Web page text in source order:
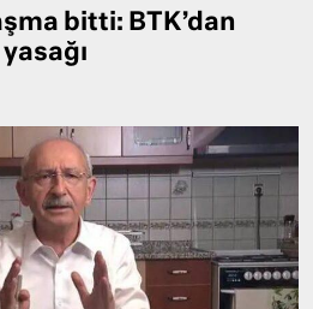
bitti: BTK’dan